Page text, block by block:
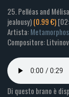
25. Pelléas and
jealousy)(0.99 €)
Artista:
Compositore:
Di questo brano è